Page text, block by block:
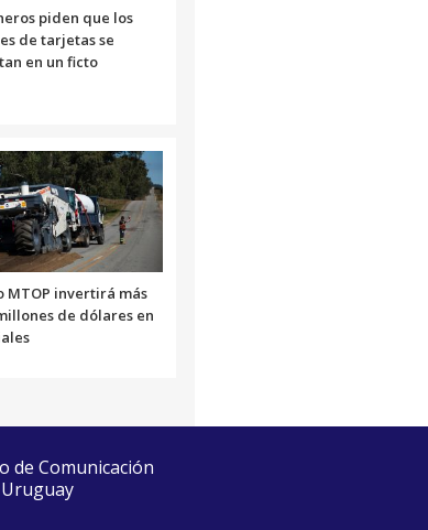
piden que los
de tarjetas se
en un ficto
MTOP invertirá más
de dólares en
de Comunicación